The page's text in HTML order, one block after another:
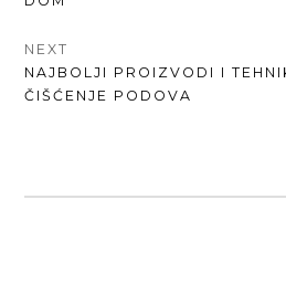
NEXT
NEXT
POST:
NAJBOLJI PROIZVODI I
ČIŠĆENJE PODOVA